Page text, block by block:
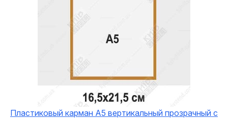
Пластиковый карман А5 вертикальный прозрачный с